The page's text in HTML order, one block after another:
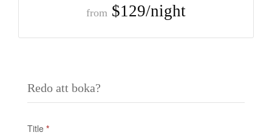
from $129/night
Redo att boka?
Title *